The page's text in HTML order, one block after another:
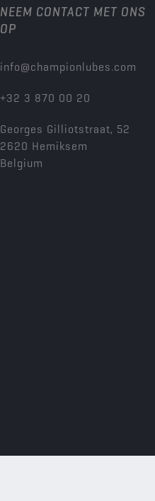
NEEM CONTACT MET ONS
OP
info@championlubes.com
+32 3 870 00 20
Georges Gilliotstraat, 52
2620 Hemiksem
Belgium